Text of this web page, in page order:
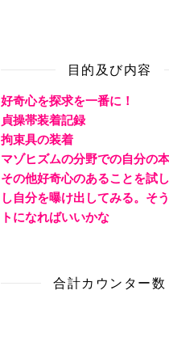
目的及び内容
好奇心を探求を一番に！
貞操帯装着記録
拘束具の装着
マゾヒズムの分野での自分の
その他好奇心のあることを試
し自分を曝け出してみる。そ
トになればいいかな
合計カウンター数